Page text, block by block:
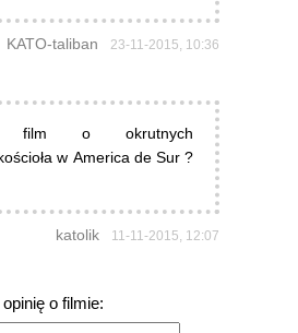
KATO-taliban 23-11-2015, 10:36
film o okrutnych
w America de Sur ?
katolik 11-11-2015, 12:07
o filmie: